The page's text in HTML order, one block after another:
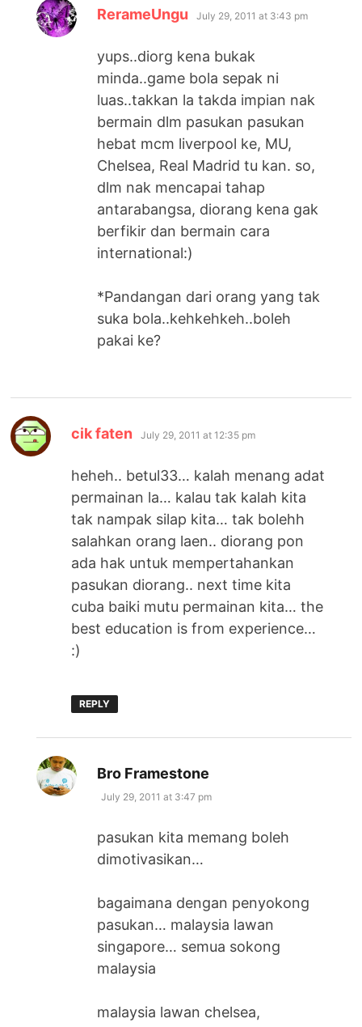
RerameUngu says:
July 29, 2011 at 3:43 pm
yups..diorg kena bukak
minda..game bola sepak ni
luas..takkan la takda impian nak
bermain dlm pasukan pasukan
hebat mcm liverpool ke, MU,
Chelsea, Real Madrid tu kan. so,
dlm nak mencapai tahap
antarabangsa, diorang kena gak
berfikir dan bermain cara
international:)
*Pandangan dari orang yang tak
suka bola..kehkehkeh..boleh
pakai ke?
cik faten says:
July 29, 2011 at 12:35 pm
heheh.. betul33… kalah menang adat
permainan la… kalau tak kalah kita
tak nampak silap kita… tak bolehh
salahkan orang laen.. diorang pon
ada hak untuk mempertahankan
pasukan diorang.. next time kita
cuba baiki mutu permainan kita… the
best education is from experience…
:)
REPLY
Bro Framestone
July 29, 2011 at 3:47 pm
pasukan kita memang boleh
dimotivasikan…
bagaimana dengan penyokong
pasukan… malaysia lawan
singapore… semua sokong
malaysia
malaysia lawan chelsea,